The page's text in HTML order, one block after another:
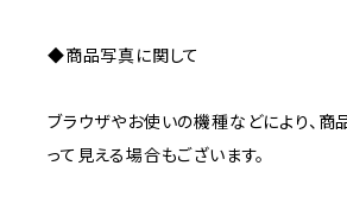
◆商品写真に関して
ブラウザやお使いの機種などにより、
って見える場合もございます。